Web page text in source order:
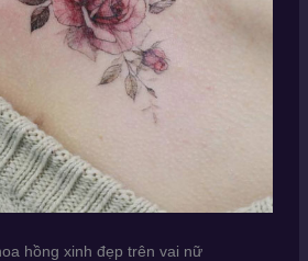
hồng xinh đẹp trên vai nữ